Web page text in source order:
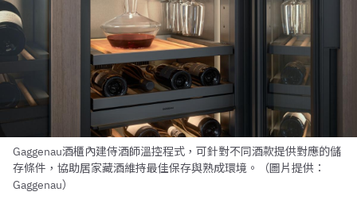
Gaggenau酒櫃內建侍酒師溫控程式，可針對不同酒款提供對應的儲
存條件，協助居家藏酒維持最佳保存與熟成環境。（圖片提供：
Gaggenau）